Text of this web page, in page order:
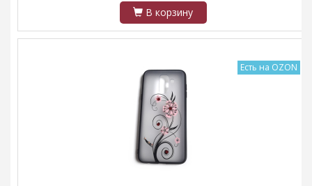
В корзину
Есть на OZON